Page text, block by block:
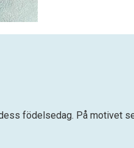
födelsedag. På motivet